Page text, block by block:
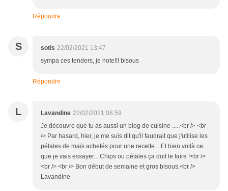
Répondre
S sotis 22/02/2021 13:47
sympa ces tenders, je note!!! bisous
Répondre
L Lavandine 22/02/2021 06:59
Je découvre que tu as aussi un blog de cuisine .....<br /> <br
/> Par hasard, hier, je me suis dit qu'il faudrait que j'utilise les
pétales de maïs achetés pour une recette... Et bien voilà ce
que je vais essayer... Chips ou pétales ça doit le faire !<br />
<br /> <br /> Bon début de semaine et gros bisous.<br />
Lavandine